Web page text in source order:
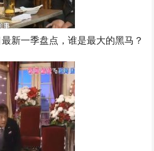
新一季盘点，谁是最大的黑马？